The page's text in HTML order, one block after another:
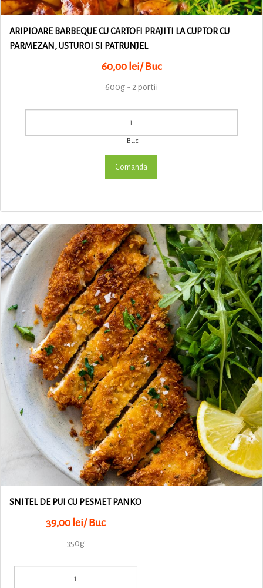
ARIPIOARE BARBEQUE CU CARTOFI PRAJITI LA CUPTOR CU
PARMEZAN, USTUROI SI PATRUNJEL
60,00 lei/ Buc
600g - 2 portii
Buc
SNITEL DE PUI CU PESMET PANKO
39,00 lei/ Buc
350g